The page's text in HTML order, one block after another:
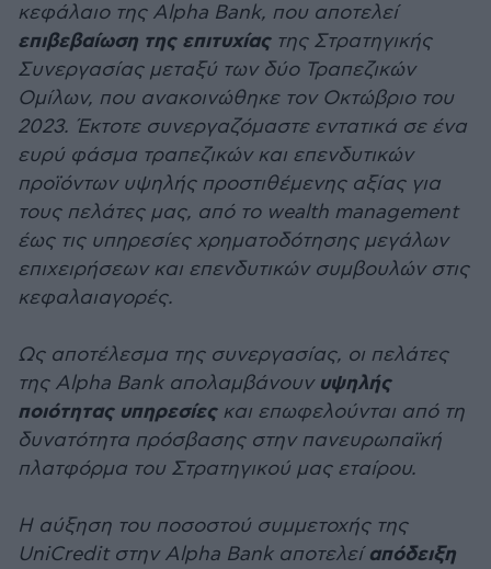
κεφάλαιο της Alpha Bank, που αποτελεί
επιβεβαίωση της επιτυχίαςτης Στρατηγικής
Συνεργασίας μεταξύ των δύο Τραπεζικών
Ομίλων, που ανακοινώθηκε τον Οκτώβριο του
2023. Έκτοτε συνεργαζόμαστε εντατικά σε ένα
ευρύ φάσμα τραπεζικών και επενδυτικών
προϊόντων υψηλής προστιθέμενης αξίας για
τους πελάτες μας, από το wealth management
έως τις υπηρεσίες χρηματοδότησης μεγάλων
επιχειρήσεων και επενδυτικών συμβουλών στις
κεφαλαιαγορές.
Ως αποτέλεσμα της συνεργασίας, οι πελάτες
της Alpha Bank απολαμβάνουνυψηλής
ποιότητας υπηρεσίεςκαι επωφελούνται από τη
δυνατότητα πρόσβασης στην πανευρωπαϊκή
πλατφόρμα του Στρατηγικού μας εταίρου.
Η αύξηση του ποσοστού συμμετοχής της
UniCredit στην Alpha Bank αποτελείαπόδειξη